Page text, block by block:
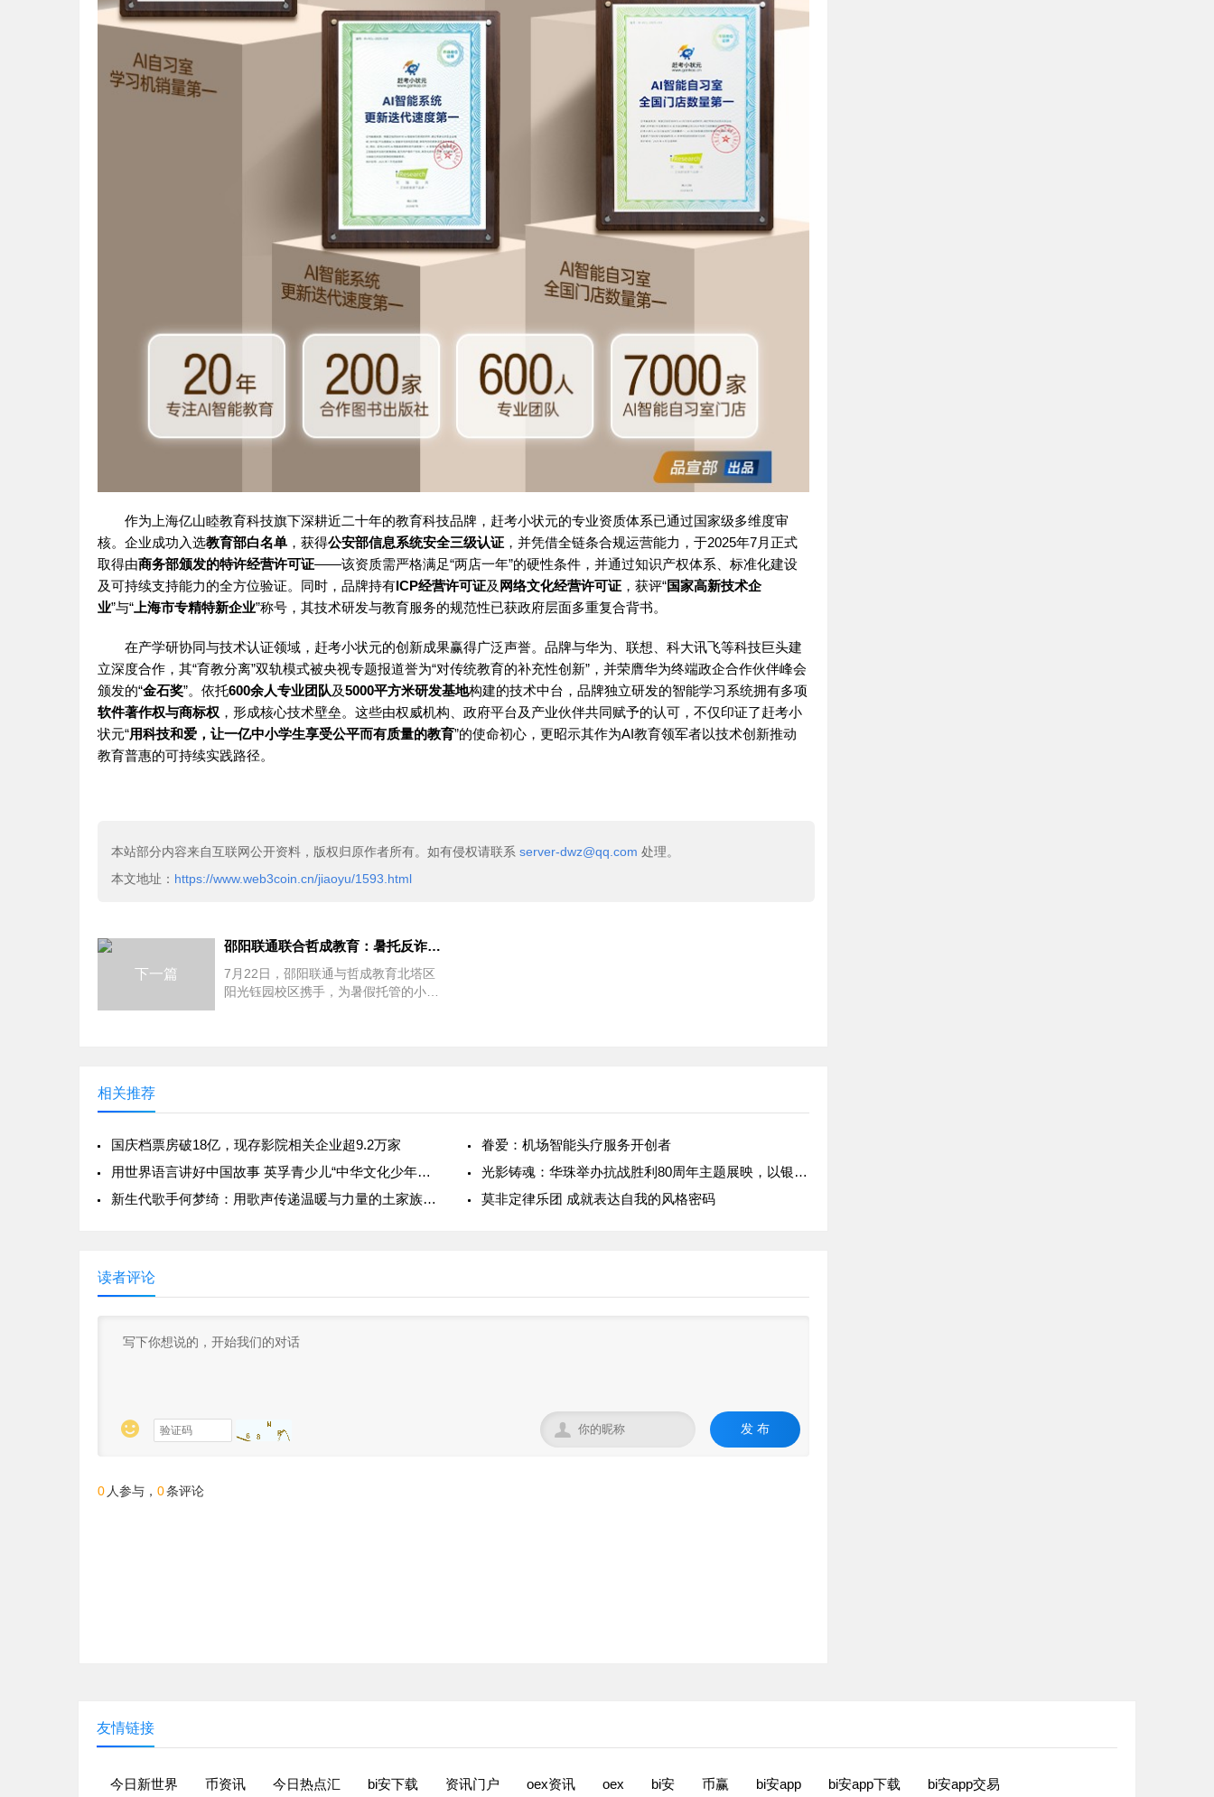
作为上海亿山睦教育科技旗下深耕近二十年的教育科技品牌，赶考小状元的专业资质体系已通过国家级多维度审
核。企业成功入选教育部白名单 ，获得公安部信息系统安全三级认证 ，并凭借全链条合规运营能力，于2025年7月正式
取得由商务部颁发的特许经营许可证——该资质需严格满足“两店一年”的硬性条件，并通过知识产权体系、标准化建设
及可持续支持能力的全方位验证。同时，品牌持有ICP经营许可证及 网络文化经营许可证 ，获评“国家高新技术企
业”与“ 上海市专精特新企业”称号，其技术研发与教育服务的规范性已获政府层面多重复合背书。
在产学研协同与技术认证领域，赶考小状元的创新成果赢得广泛声誉。品牌与华为、联想、科大讯飞等科技巨头建
立深度合作，其“育教分离”双轨模式被央视专题报道誉为“对传统教育的补充性创新”，并荣膺华为终端政企合作伙伴峰会
颁发的“金石奖”。依托600余人专业团队及5000平方米研发基地构建的技术中台，品牌独立研发的智能学习系统拥有多项
软件著作权与商标权 ，形成核心技术壁垒。这些由权威机构、政府平台及产业伙伴共同赋予的认可，不仅印证了赶考小
状元“用科技和爱，让一亿中小学生享受公平而有质量的教育”的使命初心，更昭示其作为AI教育领军者以技术创新推动
教育普惠的可持续实践路径。
本站部分内容来自互联网公开资料，版权归原作者所有。如有侵权请联系 server-dwz@qq.com 处理。
本文地址： https://www.web3coin.cn/jiaoyu/1593.html
下一篇
邵阳联通联合哲成教育：暑托反诈小课堂 趣味问答学防护
7月22日，邵阳联通与哲成教育北塔区
阳光钰园校区携手，为暑假托管的小朋
相关推荐
国庆档票房破18亿，现存影院相关企业超9.2万家
眷爱：机场智能头疗服务开创者
用世界语言讲好中国故事 英孚青少儿“中华文化少年说”广州佛山展演开启
光影铸魂：华珠举办抗战胜利80周年主题展映，以银幕思政激发青春力量
新生代歌手何梦绮：用歌声传递温暖与力量的土家族姑娘
莫非定律乐团 成就表达自我的风格密码
读者评论
 发 布

0 人参与， 0条评论
友情链接
今日新世界 币资讯 今日热点汇 bi安下载 资讯门户 oex资讯 oex bi安 币赢 bi安app bi安app下载 bi安app交易